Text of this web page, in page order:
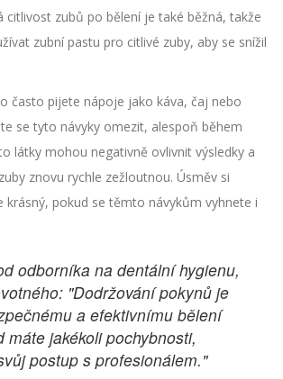
citlivost zubů po bělení je také běžná, takže
zubní pastu pro citlivé zuby, aby se snížil
často pijete nápoje jako káva, čaj nebo
se tyto návyky omezit, alespoň během
látky mohou negativně ovlivnit výsledky a
znovu rychle zežloutnou. Úsměv si
krásný, pokud se těmto návykům vyhnete i
odborníka na dentální hygienu,
"Dodržování pokynů je
a efektivnímu bělení
máte jakékoli pochybnosti,
postup s profesionálem."